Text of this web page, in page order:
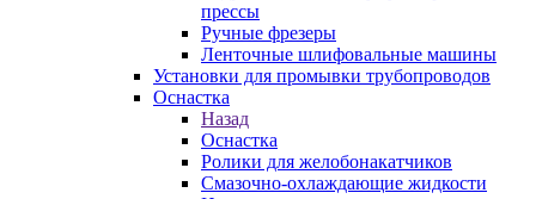
прессы
Ручные фрезеры
Ленточные шлифовальные машины
Установки для промывки трубопроводов
Оснастка
Назад
Оснастка
Ролики для желобонакатчиков
Смазочно-охлаждающие жидкости